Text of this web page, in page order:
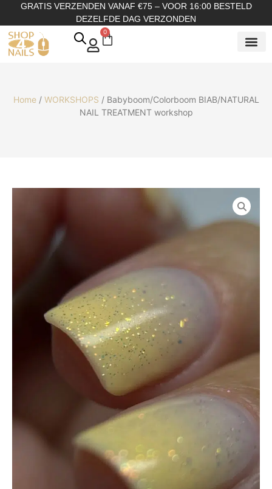
GRATIS VERZENDEN VANAF €75 – VOOR 16:00 BESTELD
DEZELFDE DAG VERZONDEN
0
Home/ WORKSHOPS / Babyboom/Colorboom BIAB/NATURAL
NAIL TREATMENT workshop